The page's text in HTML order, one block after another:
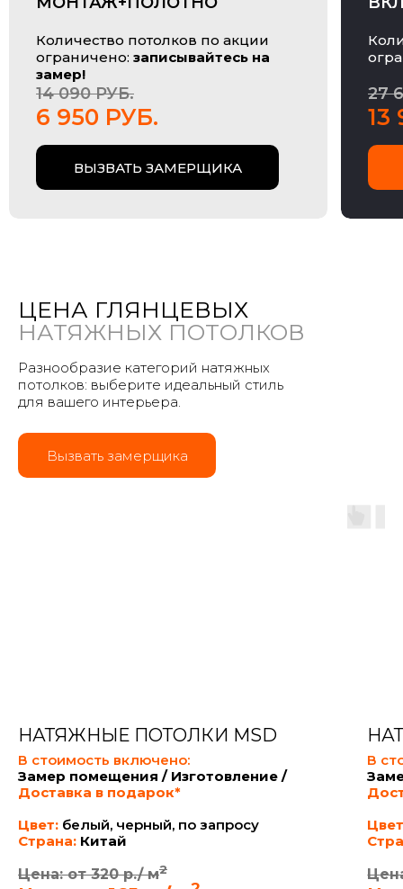
6 950 РУБ.
14 090 РУБ.
Количество потолков по акции
ограничено: записывайтесь на
замер!
ВЫЗВАТЬ ЗАМЕРЩИКА
27
13
ЦЕНА ГЛЯНЦЕВЫХ
НАТЯЖНЫХ ПОТОЛКОВ
Разнообразие категорий натяжных
потолков: выберите идеальный стиль
для вашего интерьера.
Вызвать замерщика
НАТЯЖНЫЕ ПОТОЛКИ MSD
В стоимость включено:
Замер помещения / Изготовление /
Доставка в подарок*
Цвет: белый, черный, по запросу
Страна: Китай
Цена: от 320 р./ м2
В